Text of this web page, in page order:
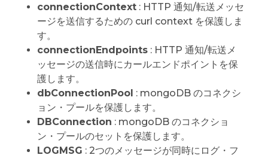
connectionContext: HTTP 通知/転送メッセ
ージを送信するための curl context を保護しま
す。
connectionEndpoints: HTTP 通知/転送メ
ッセージの送信時にカールエンドポイントを保
護します。
dbConnectionPool : mongoDB のコネクシ
ョン・プールを保護します。
DBConnection : mongoDB のコネクショ
ン・プールのセットを保護します。
LOGMSG : 2つのメッセージが同時にログ・フ